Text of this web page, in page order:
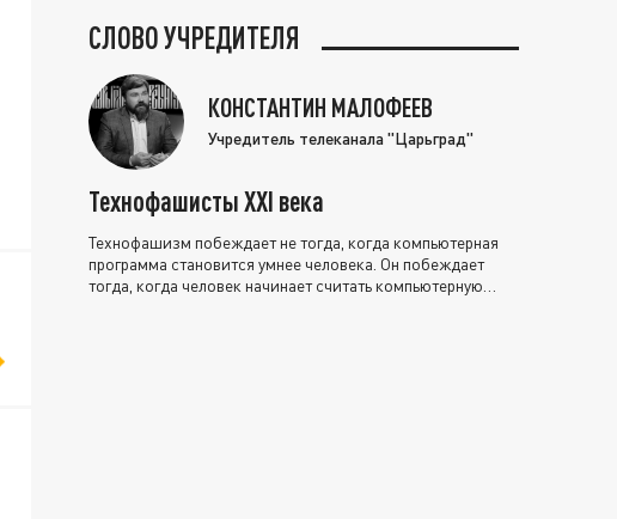
СЛОВО УЧРЕДИТЕЛЯ
КОНСТАНТИН МАЛОФЕЕВ
Учредитель телеканала "Царьград"
Технофашисты XXI века
Технофашизм побеждает не тогда, когда компьютерная
программа становится умнее человека. Он побеждает
тогда, когда человек начинает считать компьютерную